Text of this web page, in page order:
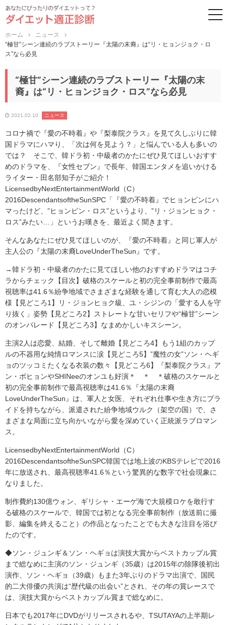
ホーム
ニュース
“極甘”シーン連続のラブストーリー『太陽の末裔』は“リ・ヒョンジョク・ロ
ス”なら必見
“極甘”シーン連続のラブストーリー『太陽の末
裔』は“リ・ヒョンジョク・ロス”なら必見
2021.02.10 ニュース
コロナ禍で『愛の不時着』や『梨泰院クラス』を見て久しぶりに韓
国ドラマにハマり、「次は何を見よう？」と悩んでいる人も多いの
では？ そこで、韓ドラ初・中級者のかたにぜひ見てほしいおすす
めのドラマを、『女性セブン』で長年、韓国エンタメを追いかける
ライター・田名部知子がご紹介！
LicensedbyNextEntertainmentWorld（C）
2016DescendantsoftheSunSPC「『愛の不時着』でヒョンビンにハ
マったけど、”ヒョンビン・ロス”というより、”リ・ジョンヒョク・
ロス”みたい…」というお嘆きを、最近よく聞きます。
そんなあなたにぜひ見てほしいのが、『愛の不時着』と同じ軍人が
主人公の『太陽の末裔LoveUnderTheSun』です。
→韓ドラ初・中級者のかたに見てほしい他のおすすめドラマはコチ
ラからチェック【目次】破格のスケールと初の完全事前制作で最高
視聴率は41.6％紛争地域でさまざまな経験を通して育む大人の恋模
様【見どころ1】リ・ジョンヒョク級、ユ・シジンの「愛する人を守
り抜く」姿勢【見どころ2】ストレートな甘いセリフや“極甘”シーン
のオンパレード【見どころ3】なまめかしいキスシーン。
主演2人は恋愛、結婚、そして離婚【見どころ4】もう1組のカップ
ルの不器用な純情ロマンスに涙【見どころ5】”魔性の女”ソン・ヘギ
ョのツッコミたくなる衣装の数々【見どころ6】『梨泰院クラス』ア
ン・ボヒョンやSHINeeのオンユも好演＊ ＊ ＊破格のスケールと
初の完全事前制作で最高視聴率は41.6％『太陽の末裔
LoveUnderTheSun』は、軍人と女医、それぞれ仕事や生き方にプラ
イドを持ちながら、派遣された紛争地域ウルク（架空の国）で、さ
まざまな局面に立ち向かいながら愛を深めていく正統派ラブロマン
ス。
LicensedbyNextEntertainmentWorld（C）
2016DescendantsoftheSunSPC韓国では地上波のKBSテレビで2016
年に放送され、最高視聴率41.6％という驚異的な数字で社会現象に
なりました。
制作費約130億ウォン、ギリシャ・エーゲ海で大規模ロケを敢行す
る破格のスケールで、韓国では初となる完全事前制作（放送前に撮
影、編集を終えること）の作品となったことでも大きな注目を浴び
たのです。
◆ソン・ジュンギ＆ソン・ヘギョは演技大賞からベストカップル賞
まで総なめに主演のソン・ジュンギ（35歳）は2015年の除隊後初出
演作、ソン・ヘギョ（39歳）もまた3年ぶりのドラマ出演で、国民
的二大俳優の共演は“歴代級の出会い”とされ、その年の賞レースで
は、演技大賞からベストカップル賞まで総なめに。
日本でも2017年にDVDがリリースされるや、TSUTAYAの上半期レ